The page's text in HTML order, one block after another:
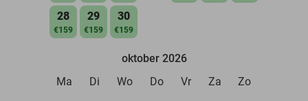
28
€159
29
€159
30
€159
oktober 2026
Ma
Di Wo Do Vr Za Zo